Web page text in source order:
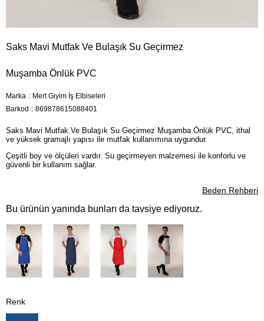
Saks Mavi Mutfak Ve Bulaşık Su Geçirmez
Muşamba Önlük PVC
Marka : Mert Giyim İş Elbiseleri
Barkod : 869878615088401
Saks Mavi Mutfak Ve Bulaşık Su Geçirmez Muşamba Önlük PVC, ithal
ve yüksek gramajlı yapısı ile mutfak kullanımına uygundur.
Çeşitli boy ve ölçüleri vardır. Su geçirmeyen malzemesi ile konforlu ve
güvenli bir kullanım sağlar.
Beden Rehberi
Bu ürünün yanında bunları da tavsiye ediyoruz.
Renk